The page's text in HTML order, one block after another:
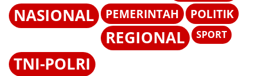
NASIONAL
PEMERINTAH POLITIK
REGIONAL SPORT
TNI-POLRI